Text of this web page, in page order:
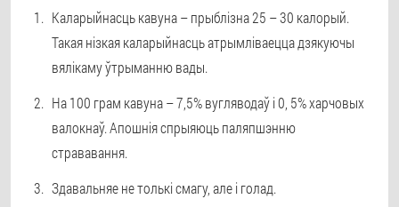
Каларыйнасць кавуна – прыблізна 25 – 30 калорый.
Такая нізкая каларыйнасць атрымліваецца дзякуючы
вялікаму ўтрыманню вады.
На 100 грам кавуна – 7,5% вугляводаў і 0, 5% харчовых
валокнаў. Апошнія спрыяюць паляпшэнню
стрававання.
Здавальняе не толькі смагу, але і голад.